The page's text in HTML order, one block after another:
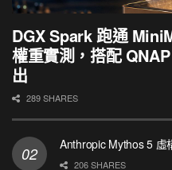
DGX Spark 跑通
權重實測，搭配
出
289 SHARES
Anthropic Mythos 5
206 SHARES